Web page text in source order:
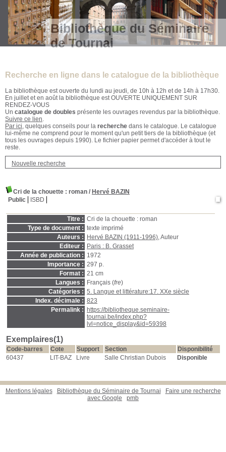
Bibliothèque du Séminaire
de Tournai
Recherche en ligne dans le catalogue de la bibliothèque
La bibliothèque est ouverte du lundi au jeudi, de 10h à 12h et de 14h à 17h30.
En juillet et en août la bibliothèque est OUVERTE UNIQUEMENT SUR
RENDEZ-VOUS
Un catalogue de doubles présente les ouvrages revendus par la bibliothèque.
Suivre ce lien.
Par ici, quelques conseils pour la recherche dans le catalogue. Le catalogue
lui-même ne comprend pour le moment qu'un petit tiers de la bibliothèque (et
tous les ouvrages depuis 1990). Le fichier papier permet d'accéder à tout le
reste.
Nouvelle recherche
Cri de la chouette : roman / Hervé BAZIN
Public
ISBD
Titre : Cri de la chouette : roman
Type de document : texte imprimé
Auteurs :
Hervé BAZIN (1911-1996), Auteur
Editeur :
Paris : B. Grasset
Année de publication : 1972
Importance : 297 p.
Format : 21 cm
Langues :
Français (fre)
Catégories : 5. Langue et littérature:17. XXe siècle
Index. décimale : 823
Permalink :
https://bibliotheque.seminaire-
tournai.be/index.php?
lvl=notice_display&id=59398
Exemplaires(1)
Code-barres Cote Support Section
Disponibilité
60437
LIT-BAZ Livre Salle Christian Dubois Disponible
Mentions légales Bibliothèque du Séminaire de Tournai
Faire une recherche
avec Google
pmb